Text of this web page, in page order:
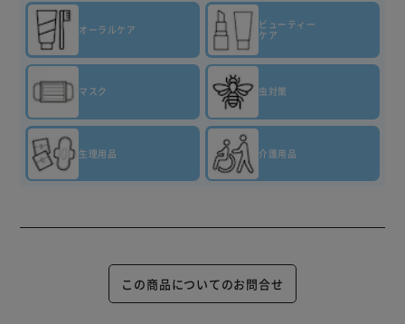
減少したことにより、菌の増殖を防ぐことによる。特定の菌
種において試験。全ての菌の増殖を防ぐわけではありませ
ん。
*4 カビを除菌するわけではありません。これは飲み物では
ありません。使用上の注意：子供の手の届くところに置かな
い。認知症の方などの誤飲を防ぐため、置き場所に注意す
る。用途以外に使用しない。荒れ性の方や長時間使う場合、
また原液で使う場合は炊事用手袋を使う。使用後は水で手を
よく洗い、クリームなどでお手入れをおすすめします。開け
す。開封前の破損や液漏れに注意してお取り扱いください。
窒息の原因になる可能性がありますので、容器キャップは常
に固く締め、お子様が誤って口にいれないようにしてくださ
オーラルケア
ビューティー
ケア
マスク 虫対策
生理用品 介護用品
この商品についてのお問合せ